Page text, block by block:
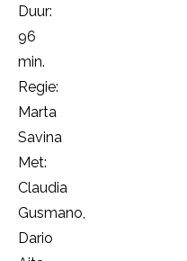
Duur:
96
min.
Regie:
Marta
Savina
Met:
Claudia
Gusmano,
Dario